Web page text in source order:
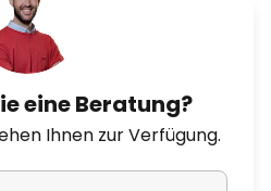
eine Beratung?
Ihnen zur Verfügung.